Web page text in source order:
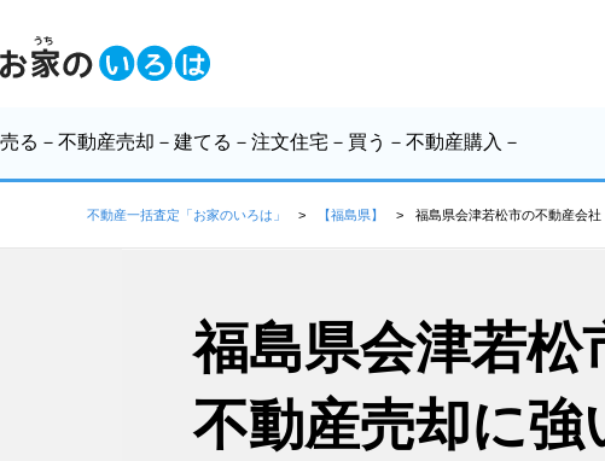
売る －不動産売却－ 建てる －注文住宅－ 買う －不動産購入－
不動産一括査定「お家のいろは」 【福島県】 福島県会津若松市の不動産会
福島県会津若松
不動産売却に強